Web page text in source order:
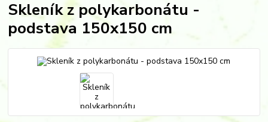
Skleník z polykarbonátu -
podstava 150x150 cm